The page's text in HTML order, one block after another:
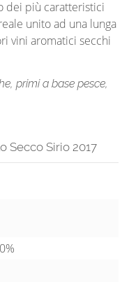
dei più caratteristici
unito ad una lunga
vini aromatici secchi
primi a base pesce,
Secco Sirio 2017